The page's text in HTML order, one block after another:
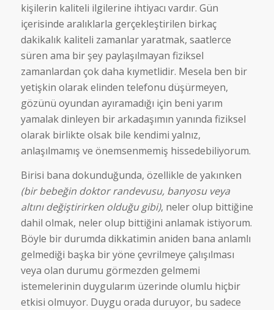
kişilerin kaliteli ilgilerine ihtiyacı vardır. Gün
içerisinde aralıklarla gerçekleştirilen birkaç
dakikalık kaliteli zamanlar yaratmak, saatlerce
süren ama bir şey paylaşılmayan fiziksel
zamanlardan çok daha kıymetlidir. Mesela ben bir
yetişkin olarak elinden telefonu düşürmeyen,
gözünü oyundan ayıramadığı için beni yarım
yamalak dinleyen bir arkadaşımın yanında fiziksel
olarak birlikte olsak bile kendimi yalnız,
anlaşılmamış ve önemsenmemiş hissedebiliyorum.
Birisi bana dokunduğunda, özellikle de yakınken
(bir bebeğin doktor randevusu, banyosu veya
altını değiştirirken olduğu gibi), neler olup bittiğine
dahil olmak, neler olup bittiğini anlamak istiyorum.
Böyle bir durumda dikkatimin aniden bana anlamlı
gelmediği başka bir yöne çevrilmeye çalışılması
veya olan durumu görmezden gelmemi
istemelerinin duygularım üzerinde olumlu hiçbir
etkisi olmuyor. Duygu orada duruyor, bu sadece